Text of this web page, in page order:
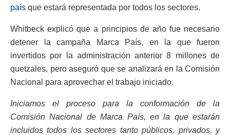
país que estará representada por todos los sectores.
Whitbeck explicó que a principios de año fue necesario
detener la campaña Marca País, en la que fueron
invertidos por la administración anterior 8 millones de
quetzales, pero aseguró que se analizará en la Comisión
Nacional para aprovechar el trabajo iniciado.
Iniciamos el proceso para la conformación de la
Comisión Nacional de Marca País, en la que estarán
incluidos todos los sectores tanto públicos, privados, y